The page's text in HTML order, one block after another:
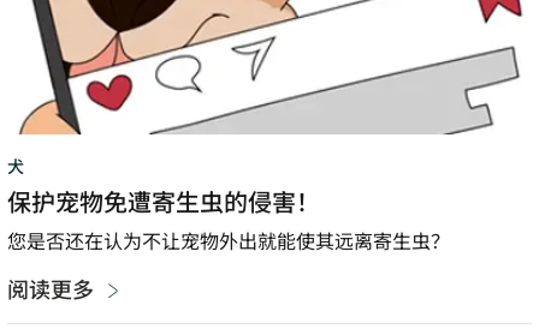
犬
保护宠物免遭寄生虫的侵害！
您是否还在认为不让宠物外出就能使其远离寄生虫？
阅读更多